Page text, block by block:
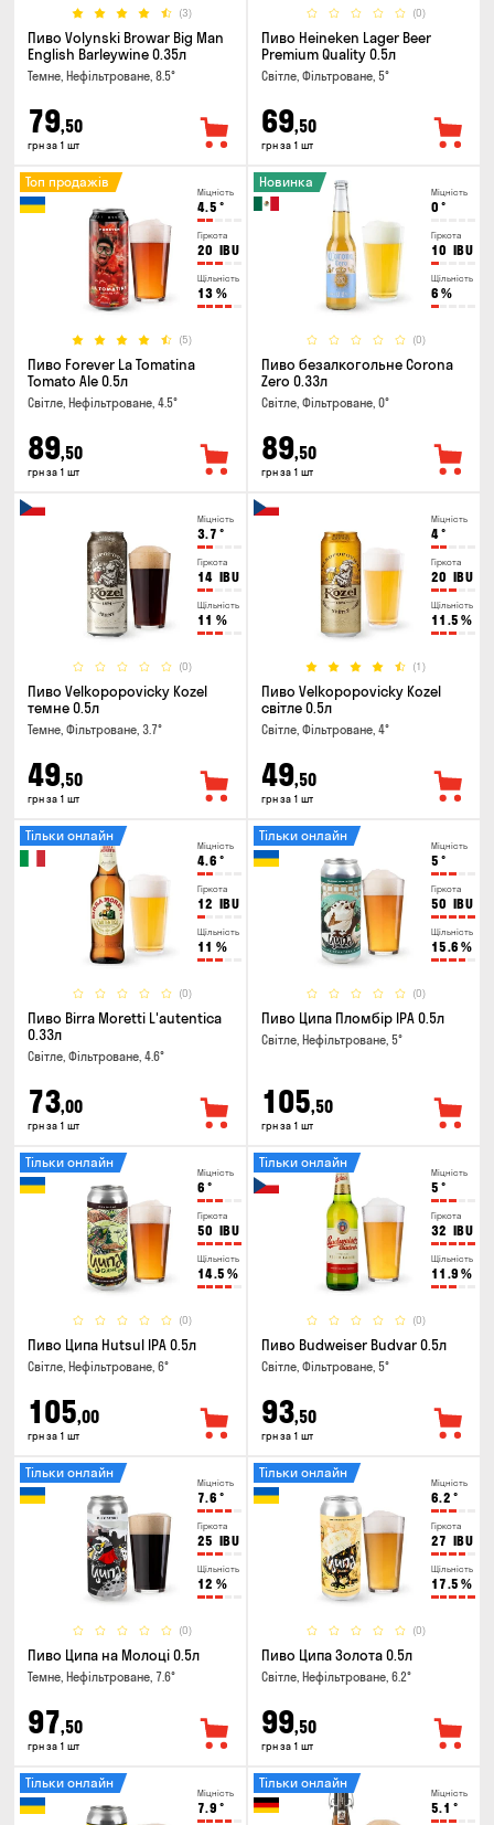
(3)
Пиво Volynski Browar Big Man
English Barleywine 0.35л
Темне, Нефільтроване, 8.5°
79,50
грн за 1 шт
(0)
Пиво Heineken Lager Beer
Premium Quality 0.5л
Світле, Фільтроване, 5°
69,50
грн за 1 шт
Міцність
4.5 °
Гіркота
20 IBU
Щільність
13 %
(5)
Топ продажів
Пиво Forever La Tomatina
Tomato Ale 0.5л
Світле, Нефільтроване, 4.5°
89,50
грн за 1 шт
Міцність
0 °
Гіркота
10 IBU
Щільність
6 %
(0)
Новинка
Пиво безалкогольне Corona
Zero 0.33л
Світле, Фільтроване, 0°
89,50
грн за 1 шт
Міцність
3.7 °
Гіркота
14 IBU
Щільність
11 %
(0)
Пиво Velkopopovicky Kozel
темне 0.5л
Темне, Фільтроване, 3.7°
49,50
грн за 1 шт
Міцність
4°
Гіркота
20 IBU
Щільність
11.5 %
(1)
Пиво Velkopopovicky Kozel
світле 0.5л
Світле, Фільтроване, 4°
49,50
грн за 1 шт
Міцність
4.6 °
Гіркота
12 IBU
Щільність
11 %
(0)
Тільки онлайн
Пиво Birra Moretti L'autentica
0.33л
Світле, Фільтроване, 4.6°
73,00
грн за 1 шт
Міцність
5 °
Гіркота
50 IBU
Щільність
15.6 %
(0)
Тільки онлайн
Пиво Ципа Пломбір IPA 0.5л
Світле, Нефільтроване, 5°
105,50
грн за 1 шт
Міцність
6 °
Гіркота
50 IBU
Щільність
14.5 %
(0)
Тільки онлайн
Пиво Ципа Hutsul IPA 0.5л
Світле, Нефільтроване, 6°
105,00
грн за 1 шт
Міцність
5 °
Гіркота
32 IBU
Щільність
11.9 %
(0)
Тільки онлайн
Пиво Budweiser Budvar 0.5л
Світле, Фільтроване, 5°
93,50
грн за 1 шт
Міцність
7.6 °
Гіркота
25 IBU
Щільність
12 %
(0)
Тільки онлайн
Пиво Ципа на Молоці 0.5л
Темне, Нефільтроване, 7.6°
97,50
грн за 1 шт
Міцність
6.2 °
Гіркота
27 IBU
Щільність
17.5 %
(0)
Тільки онлайн
Пиво Ципа Золота 0.5л
Світле, Нефільтроване, 6.2°
99,50
грн за 1 шт
Міцність
7.9 °
Тільки онлайн
Міцність
5.1 °
Тільки онлайн